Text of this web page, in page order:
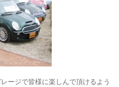
ージで皆様に楽しんで頂けるよう